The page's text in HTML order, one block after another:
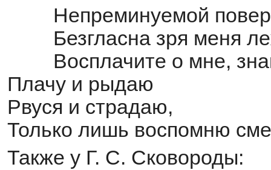
Непреминуемой
Безгласна зря меня
Восплачите о мне,
Плачу и рыдаю
Рвуся и страдаю,
Только лишь воспомню
Также у Г. С. Сковороды: